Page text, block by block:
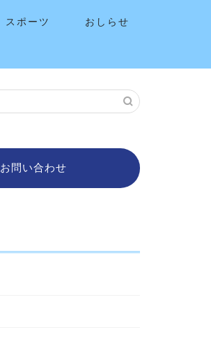
スポーツ おしらせ
お問い合わせ